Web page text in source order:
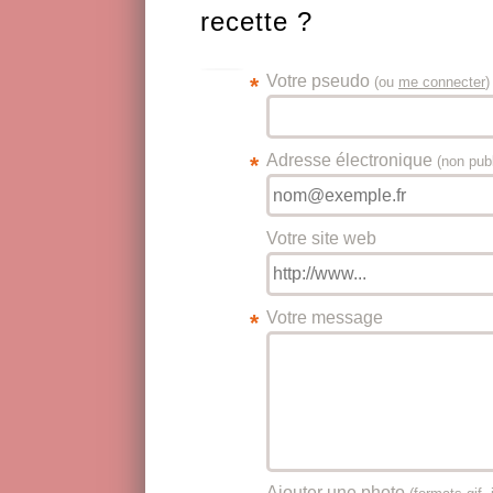
recette ?
Votre pseudo
* (ou me connecter)
Adresse électronique (non
*
Votre site web
Votre message
*